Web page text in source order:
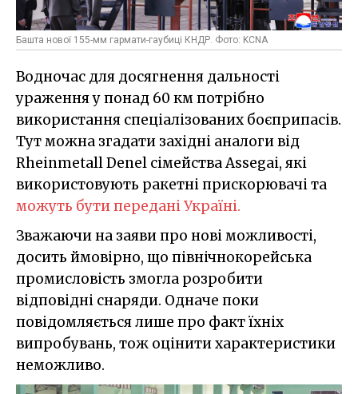
Башта нової 155-мм гармати-гаубиці КНДР. Фото: KCNA
Водночас для досягнення дальності
ураження у понад 60 км потрібно
використання спеціалізованих боєприпасів.
Тут можна згадати західні аналоги від
Rheinmetall Denel сімейства Assegai, які
використовують ракетні прискорювачі та
можуть бути передані Україні.
Зважаючи на заяви про нові можливості,
досить ймовірно, що північнокорейська
промисловість змогла розробити
відповідні снаряди. Одначе поки
повідомляється лише про факт їхніх
випробувань, тож оцінити характеристики
неможливо.